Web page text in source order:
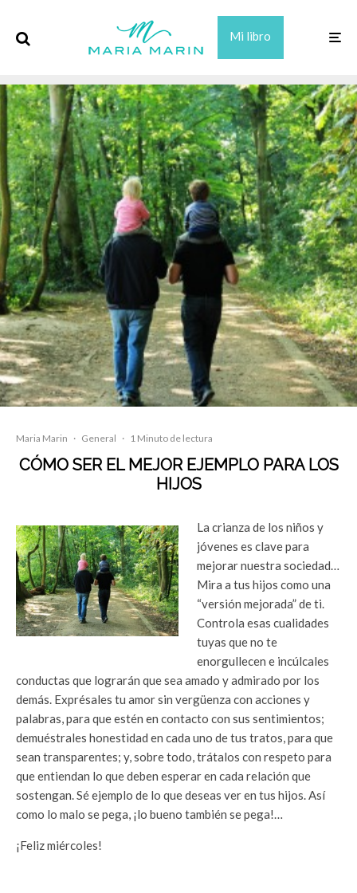
Mi libro
Maria Marin · General · 1 Minuto de lectura
CÓMO SER EL MEJOR EJEMPLO PARA LOS
HIJOS
La crianza de los niños y
jóvenes es clave para
mejorar nuestra sociedad…
Mira a tus hijos como una
“versión mejorada” de ti.
Controla esas cualidades
tuyas que no te
enorgullecen e incúlcales
conductas que lograrán que sea amado y admirado por los
demás. Exprésales tu amor sin vergüenza con acciones y
palabras, para que estén en contacto con sus sentimientos;
demuéstrales honestidad en cada uno de tus tratos, para que
sean transparentes; y, sobre todo, trátalos con respeto para
que entiendan lo que deben esperar en cada relación que
sostengan. Sé ejemplo de lo que deseas ver en tus hijos. Así
como lo malo se pega, ¡lo bueno también se pega!…
¡Feliz miércoles!